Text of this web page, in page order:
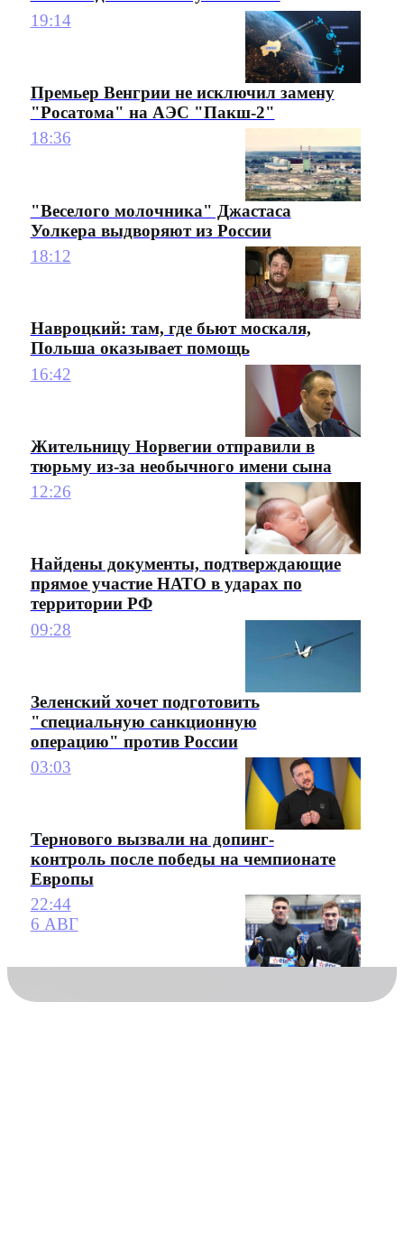
19:14
Премьер Венгрии не исключил замену
"Росатома" на АЭС "Пакш-2"
18:36
"Веселого молочника" Джастаса
Уолкера выдворяют из России
18:12
Навроцкий: там, где бьют москаля,
Польша оказывает помощь
16:42
Жительницу Норвегии отправили в
тюрьму из-за необычного имени сына
12:26
Найдены документы, подтверждающие
прямое участие НАТО в ударах по
территории РФ
09:28
Зеленский хочет подготовить
"специальную санкционную
операцию" против России
03:03
Тернового вызвали на допинг-
контроль после победы на чемпионате
Европы
22:44
6 АВГ